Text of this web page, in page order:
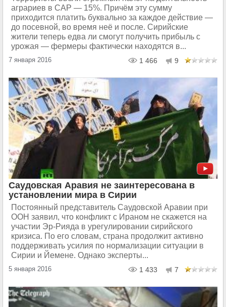
аграриев в САР — 15%. Причём эту сумму
приходится платить буквально за каждое действие —
до посевной, во время неё и после. Сирийские
жители теперь едва ли смогут получить прибыль с
урожая — фермеры фактически находятся в...
7 января 2016 1 466 9
Саудовская Аравия не заинтересована в
установлении мира в Сирии
Постоянный представитель Саудовской Аравии при
ООН заявил, что конфликт с Ираном не скажется на
участии Эр-Рияда в урегулировании сирийского
кризиса. По его словам, страна продолжит активно
поддерживать усилия по нормализации ситуации в
Сирии и Йемене. Однако эксперты...
5 января 2016 1 433 7